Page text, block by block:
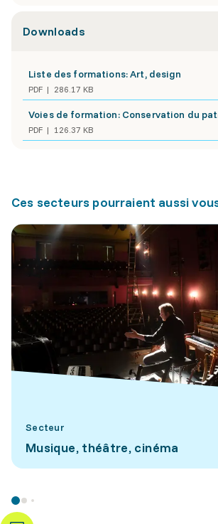
Downloads
Liste des formations: Art, design
PDF 286.17 KB
Voies de formation: Conservation du
PDF 126.37 KB
Ces secteurs pourraient aussi
Secteur
Musique, théâtre, cinéma